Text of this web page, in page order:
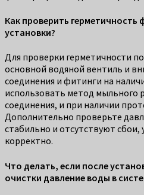
Как проверить герметичность
установки?
Для проверки герметичности
основной водяной вентиль и
соединения и фитинги на
использовать метод мыльного
соединения, и при наличии
Дополнительно проверьте
стабильно и отсутствуют сбои,
корректно.
Что делать, если после
очистки давление воды в